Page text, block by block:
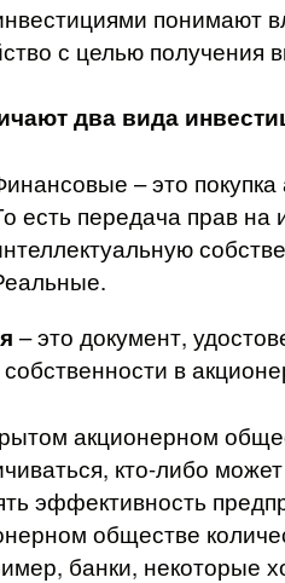
понимают
с целью получения
два вида
– это
есть передача прав
– это документ,
в
акционерном
кто-либо
эффективность
обществе
банки, некоторые